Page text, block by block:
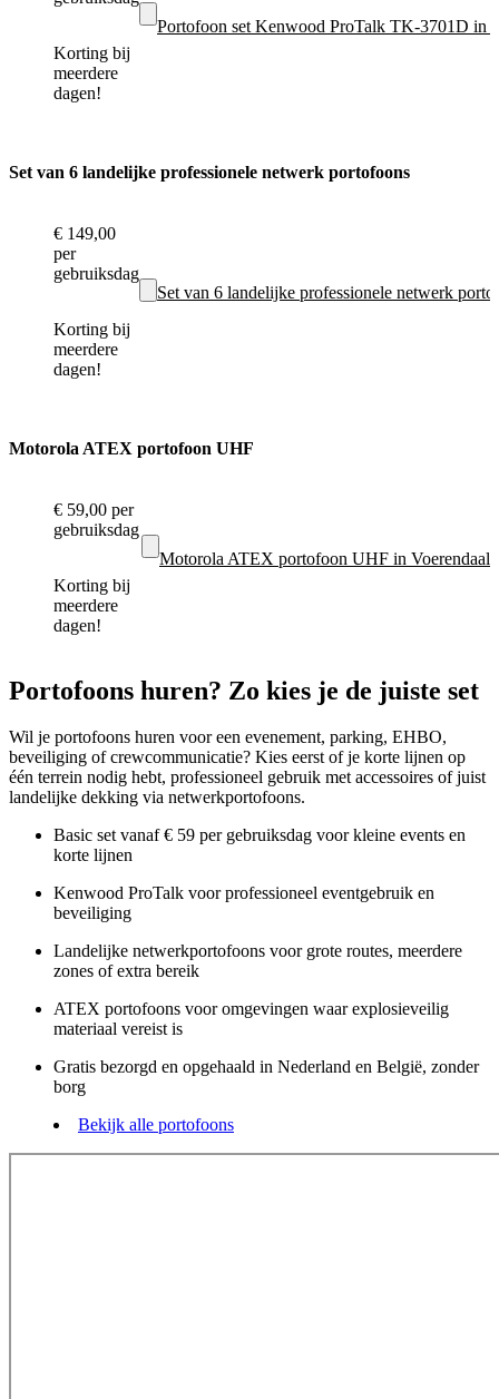
Korting bij
meerdere
dagen!
Portofoon set Kenwood ProTalk TK-3701D in
Set van 6 landelijke professionele netwerk portofoons
€ 149,00
per
gebruiksdag
Korting bij
meerdere
dagen!
Set van 6 landelijke professionele netwerk
Motorola ATEX portofoon UHF
€ 59,00 per
gebruiksdag
Korting bij
meerdere
dagen!
Motorola ATEX portofoon UHF in Voerendaal
Portofoons huren? Zo kies je de juiste set
Wil je portofoons huren voor een evenement, parking, EHBO,
beveiliging of crewcommunicatie? Kies eerst of je korte lijnen op
één terrein nodig hebt, professioneel gebruik met accessoires of juist
landelijke dekking via netwerkportofoons.
Basic set vanaf € 59 per gebruiksdag voor kleine events en
korte lijnen
Kenwood ProTalk voor professioneel eventgebruik en
beveiliging
Landelijke netwerkportofoons voor grote routes, meerdere
zones of extra bereik
ATEX portofoons voor omgevingen waar explosieveilig
materiaal vereist is
Gratis bezorgd en opgehaald in Nederland en België, zonder
borg
Bekijk alle portofoons